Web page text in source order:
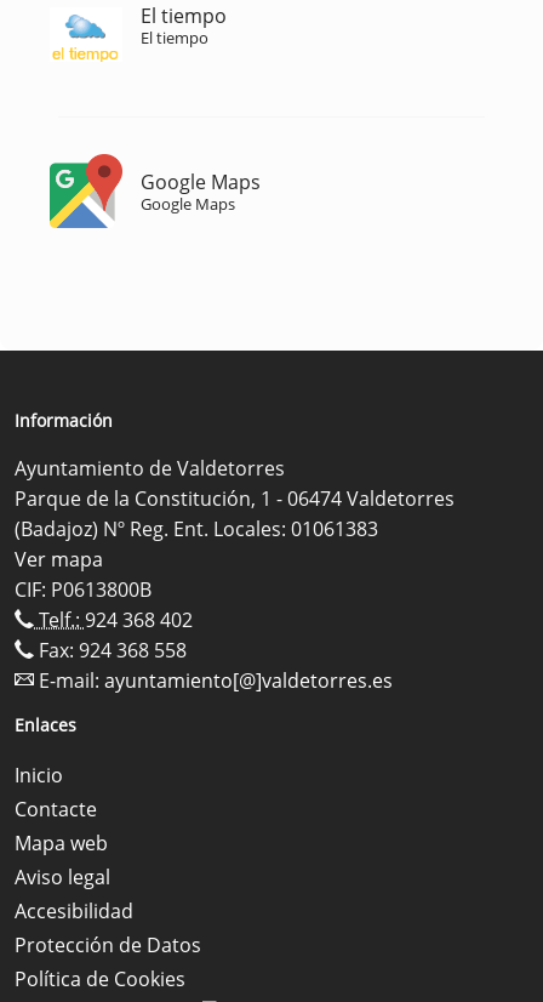
El tiempo
El tiempo
Google Maps
Google Maps
Información
Ayuntamiento de Valdetorres
Parque de la Constitución, 1 - 06474 Valdetorres
(Badajoz) Nº Reg. Ent. Locales: 01061383
Ver mapa
CIF: P0613800B
Telf.: 924 368 402
Fax: 924 368 558
E-mail: ayuntamiento[@]valdetorres.es
Enlaces
Inicio
Contacte
Mapa web
Aviso legal
Accesibilidad
Protección de Datos
Política de Cookies